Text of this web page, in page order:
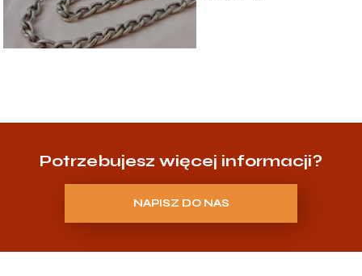
Potrzebujesz więcej informacji?
NAPISZ DO NAS